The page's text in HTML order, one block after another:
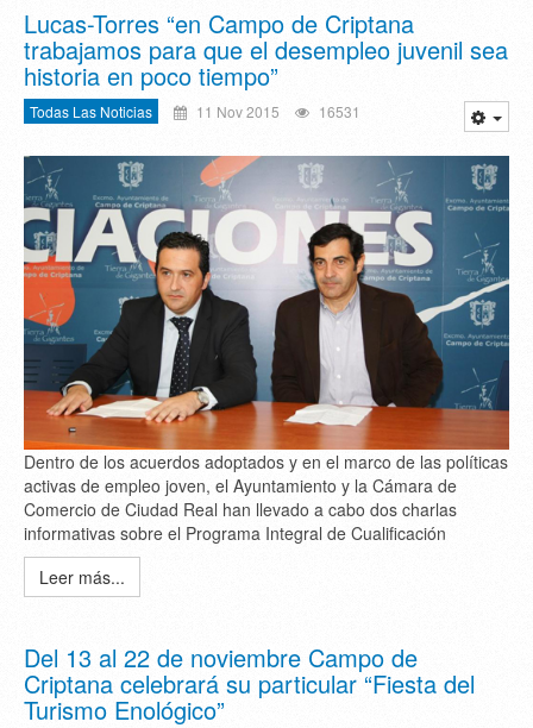
Lucas-Torres “en Campo de Criptana
trabajamos para que el desempleo juvenil sea
historia en poco tiempo”
Todas Las Noticias 11 Nov 2015 16531
Dentro de los acuerdos adoptados y en el marco de las políticas
activas de empleo joven, el Ayuntamiento y la Cámara de
Comercio de Ciudad Real han llevado a cabo dos charlas
informativas sobre el Programa Integral de Cualificación
Leer más...
Del 13 al 22 de noviembre Campo de
Criptana celebrará su particular “Fiesta del
Turismo Enológico”